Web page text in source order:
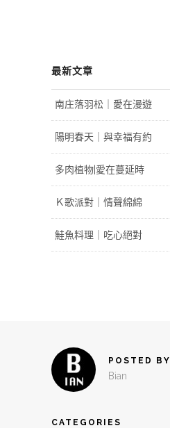
最新文章
南庄落羽松｜愛在漫遊
陽明春天｜與幸福有約
多肉植物|愛在蔓延時
Ｋ歌派對｜情聲綿綿
鮭魚料理｜吃心絕對
POSTED BY
Bian
CATEGORIES